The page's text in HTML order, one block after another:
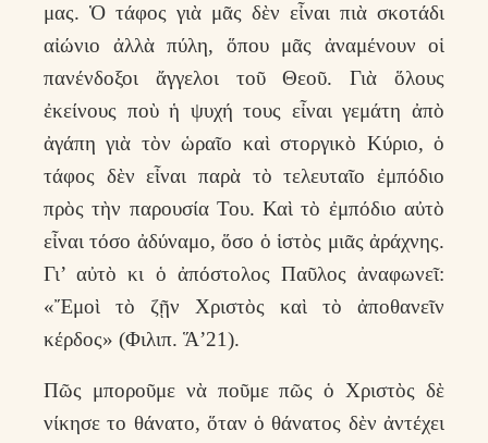
μας. Ὁ τάφος γιὰ μᾶς δὲν εἶναι πιὰ σκοτάδι
αἰώνιο ἀλλὰ πύλη, ὅπου μᾶς ἀναμένουν οἱ
πανένδοξοι ἄγγελοι τοῦ Θεοῦ. Γιὰ ὅλους
ἐκείνους ποὺ ἡ ψυχή τους εἶναι γεμάτη ἀπὸ
ἀγάπη γιὰ τὸν ὡραῖο καὶ στοργικὸ Κύριο, ὁ
τάφος δὲν εἶναι παρὰ τὸ τελευταῖο ἐμπόδιο
πρὸς τὴν παρουσία Του. Καὶ τὸ ἐμπόδιο αὐτὸ
εἶναι τόσο ἀδύναμο, ὅσο ὁ ἱστὸς μιᾶς ἀράχνης.
Γι’ αὐτὸ κι ὁ ἀπόστολος Παῦλος ἀναφωνεῖ:
«Ἔμοὶ τὸ ζῇν Χριστὸς καὶ τὸ ἀποθανεῖν
κέρδος» (Φιλιπ. Ἅ’21).
Πῶς μποροῦμε νὰ ποῦμε πῶς ὁ Χριστὸς δὲ
νίκησε το θάνατο, ὅταν ὁ θάνατος δὲν ἀντέχει